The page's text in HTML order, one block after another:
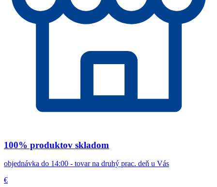
100% produktov skladom
objednávka do 14:00 - tovar na druhý prac. deň u Vás
€